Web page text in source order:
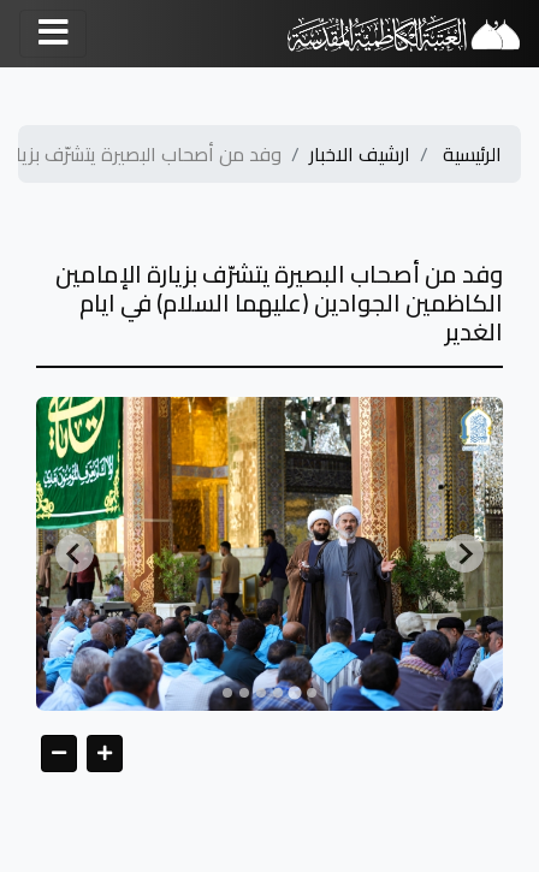
الرئيسية ارشيف الاخبار وفد من أصحاب البصيرة يتشرّف
وفد من أصحاب البصيرة يتشرّف بزيارة الإمامين
الكاظمين الجوادين (عليهما السلام) في ايام
الغدير